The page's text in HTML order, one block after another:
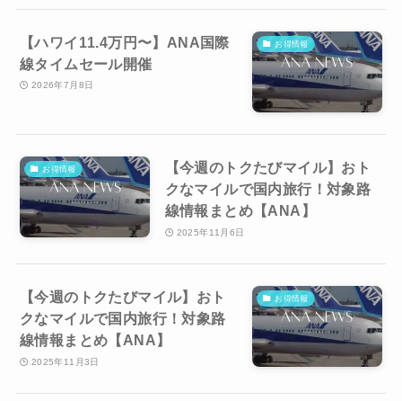
お得情報
【ハワイ11.4万円〜】ANA国際
線タイムセール開催
2026年7月8日
お得情報
【今週のトクたびマイル】おト
クなマイルで国内旅行！対象路
線情報まとめ【ANA】
2025年11月6日
お得情報
【今週のトクたびマイル】おト
クなマイルで国内旅行！対象路
線情報まとめ【ANA】
2025年11月3日